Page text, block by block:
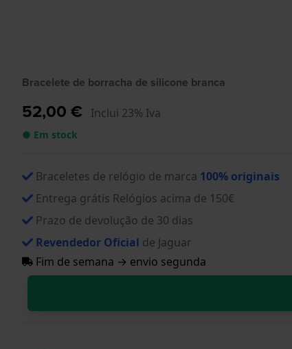
Bracelete de borracha de silicone branca
52,00 € Inclui 23% Iva
● Em stock
Braceletes de relógio de marca 100% originais
Entrega grátis Relógios acima de 150€
Prazo de devolução de 30 dias
Revendedor Oficial de Jaguar
Fim de semana → envio segunda